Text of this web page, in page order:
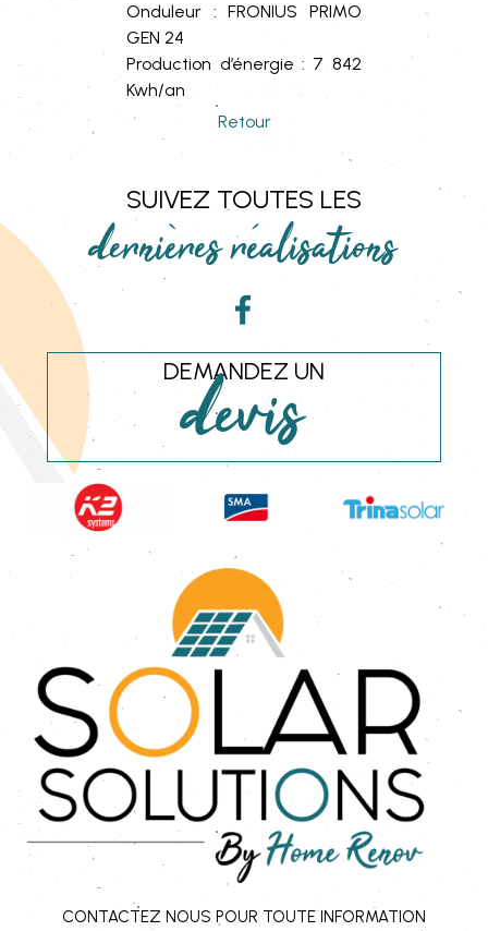
Onduleur : FRONIUS PRIMO
GEN 24
Production d’énergie : 7 842
Kwh/an
Retour
SUIVEZ TOUTES LES
dernières réalisations
DEMANDEZ UN
devis
CONTACTEZ NOUS POUR TOUTE INFORMATION